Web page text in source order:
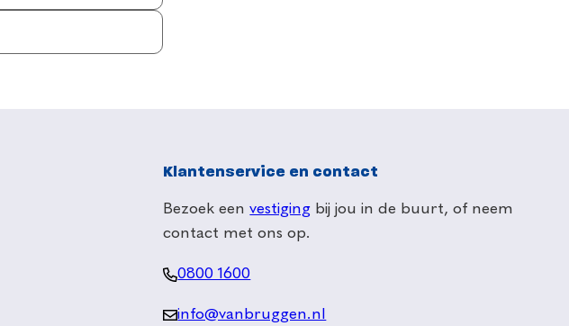
Klantenservice en contact
Bezoek eenvestiging bij jou in de buurt, of neem
contact met ons op.
0800 1600
info@vanbruggen.nl